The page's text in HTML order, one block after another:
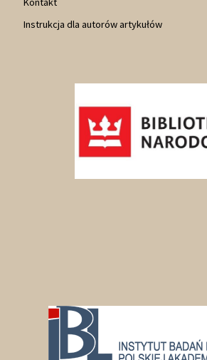
Instrukcja dla autorów artykułów